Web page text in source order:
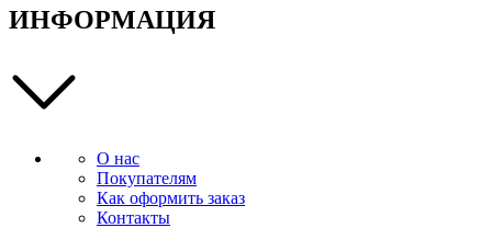
ИНФОРМАЦИЯ
О нас
Покупателям
Как оформить заказ
Контакты